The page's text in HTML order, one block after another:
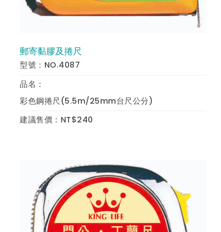
郵寄黏膠及捲尺
型號：NO.4087
品名：
彩色鋼捲尺(5.5m/25mm台尺公分)
建議售價：NT$240